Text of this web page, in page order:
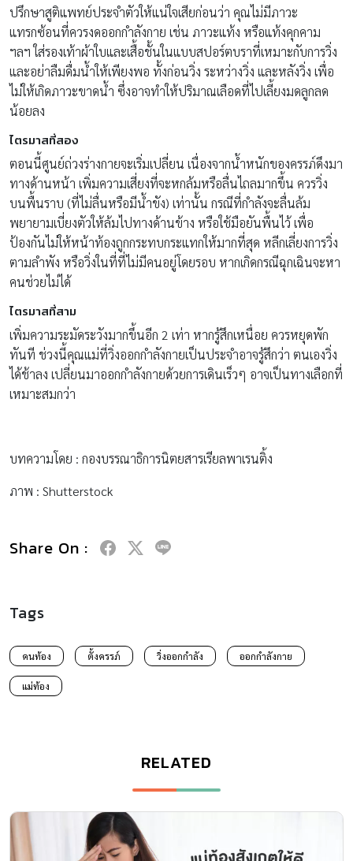
ปรึกษาสูติแพทย์ประจำตัวให้แน่ใจเสียก่อนว่า คุณไม่มีภาวะ
แทรกซ้อนที่ควรงดออกกำลังกาย เช่น ภาวะแท้ง หรือแท้งคุกคาม
ฯลฯ ใส่รองเท้าผ้าใบและเสื้อชั้นในแบบสปอร์ตบราที่เหมาะกับการวิ่ง
และอย่าลืมดื่มน้ำให้เพียงพอ ทั้งก่อนวิ่ง ระหว่างวิ่ง และหลังวิ่ง เพื่อ
ไม่ให้เกิดภาวะขาดน้ำ ซึ่งอาจทำให้ปริมาณเลือดที่ไปเลี้ยงมดลูกลด
น้อยลง
ไตรมาสที่สอง
ตอนนี้ศูนย์ถ่วงร่างกายจะเริ่มเปลี่ยน เนื่องจากน้ำหนักของครรภ์ดึงมา
ทางด้านหน้า เพิ่มความเสี่ยงที่จะหกล้มหรือลื่นไถลมากขึ้น ควรวิ่ง
บนพื้นราบ (ที่ไม่ลื่นหรือมีน้ำขัง) เท่านั้น กรณีที่กำลังจะลื่นล้ม
พยายามเบี่ยงตัวให้ล้มไปทางด้านข้าง หรือใช้มือยันพื้นไว้ เพื่อ
ป้องกันไม่ให้หน้าท้องถูกกระทบกระแทกให้มากที่สุด หลีกเลี่ยงการวิ่ง
ตามลำพัง หรือวิ่งในที่ที่ไม่มีคนอยู่โดยรอบ หากเกิดกรณีฉุกเฉินจะหา
คนช่วยไม่ได้
ไตรมาสที่สาม
เพิ่มความระมัดระวังมากขึ้นอีก 2 เท่า หากรู้สึกเหนื่อย ควรหยุดพัก
ทันที ช่วงนี้คุณแม่ที่วิ่งออกกำลังกายเป็นประจำอาจรู้สึกว่า ตนเองวิ่ง
ได้ช้าลง เปลี่ยนมาออกกำลังกายด้วยการเดินเร็วๆ อาจเป็นทางเลือกที่
เหมาะสมกว่า
บทความโดย : กองบรรณาธิการนิตยสารเรียลพาเรนติ้ง
ภาพ : Shutterstock
Share On :
Tags
คนท้อง ตั้งครรภ์ วิ่งออกกำลัง ออกกำลังกาย
แม่ท้อง
RELATED